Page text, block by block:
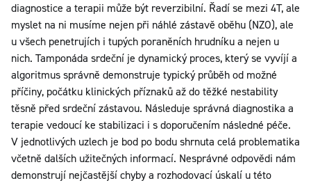
diagnostice a terapii může být reverzibilní. Řadí se mezi 4T, ale
myslet na ni musíme nejen při náhlé zástavě oběhu (NZO), ale
u všech penetrujích i tupých poraněních hrudníku a nejen u
nich. Tamponáda srdeční je dynamický proces, který se vyvíjí a
algoritmus správně demonstruje typický průběh od možné
příčiny, počátku klinických příznaků až do těžké nestability
těsně před srdeční zástavou. Následuje správná diagnostika a
terapie vedoucí ke stabilizaci i s doporučením následné péče.
V jednotlivých uzlech je bod po bodu shrnuta celá problematika
včetně dalších užitečných informací. Nesprávné odpovědi nám
demonstrují nejčastější chyby a rozhodovací úskalí u této